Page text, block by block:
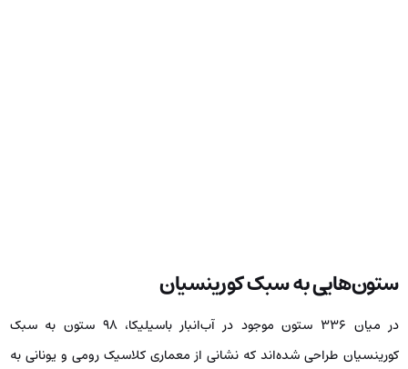
ستون‌هایی به سبک کورینسیان
در میان ۳۳۶ ستون موجود در آب‌انبار باسیلیکا، ۹۸ ستون به سبک
کورینسیان طراحی شده‌اند که نشانی از معماری کلاسیک رومی و یونانی به